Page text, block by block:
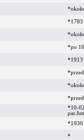
*1783
*po
*1913
*10-
*1930
*